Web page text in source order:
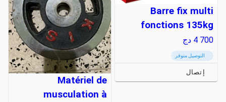
Barre fix multi
fonctions 135kg
4 700 دج
التوصيل متوفر
إتصال
Matériel de
musculation à